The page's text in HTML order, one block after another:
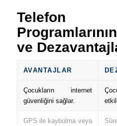
ve
AVANTAJLAR
Çocukların internet
güvenliğini sağlar.
GPS ile kaybolma veya